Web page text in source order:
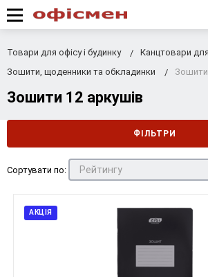
Товари для офісу і будинку
Канцтовари
Зошити, щоденники та обкладинки
Зошити
Зошити 12 аркушів
ФІЛЬТРИ
Сортувати по:
АКЦІЯ